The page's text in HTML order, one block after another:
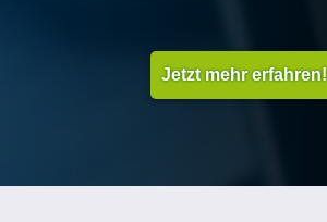
Jetzt mehr erfahren!